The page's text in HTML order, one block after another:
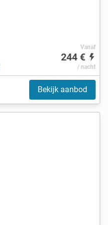
Vanaf
244 €
/ nacht
Bekijk aanbod